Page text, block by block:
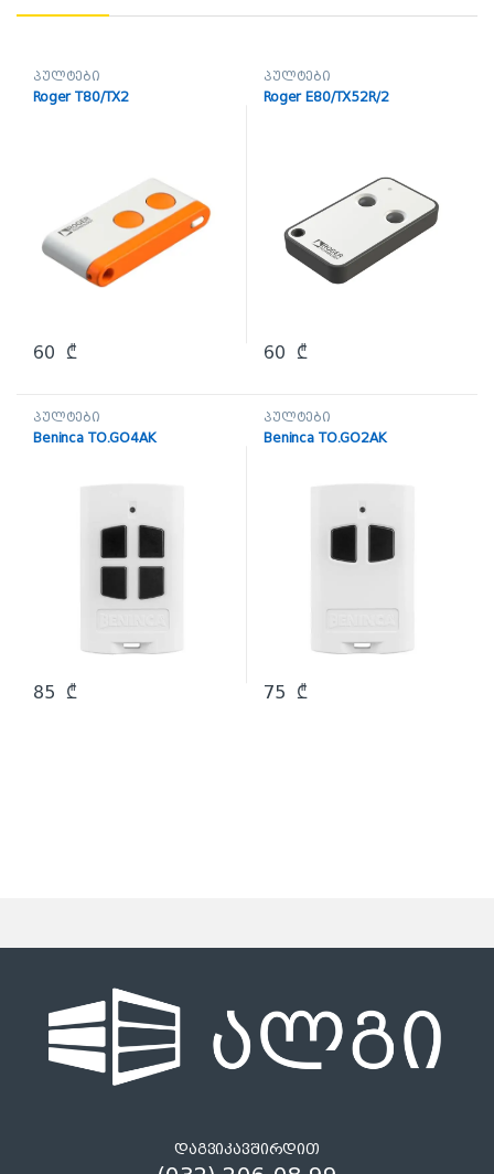
პულტები
Roger T80/TX2
60 ₾
პულტები
Roger E80/TX52R/2
60 ₾
პულტები
Beninca TO.GO4AK
85 ₾
პულტები
Beninca TO.GO2AK
75 ₾
დაგვიკავშირდით